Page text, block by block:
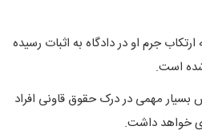
جرم او در دادگاه به اثبات رسیده
است.
مهمی در درک حقوق قاونی افراد
خواهد داشت.